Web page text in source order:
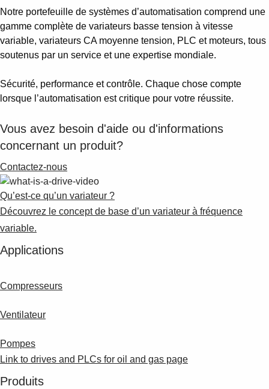
Suggestions
Products
See more products
0
Notre portefeuille de systèmes d’automatisation comprend une
gamme complète de variateurs basse tension à vitesse
variable, variateurs CA moyenne tension, PLC et moteurs, tous
soutenus par un service et une expertise mondiale.
Sécurité, performance et contrôle. Chaque chose compte
lorsque l’automatisation est critique pour votre réussite.
Vous avez besoin d'aide ou d'informations
concernant un produit?
Contactez-nous
Qu’est-ce qu’un variateur ?
Découvrez le concept de base d’un variateur à fréquence
variable.
Applications
Compresseurs
Ventilateur
Pompes
Link to drives and PLCs for oil and gas page
Produits